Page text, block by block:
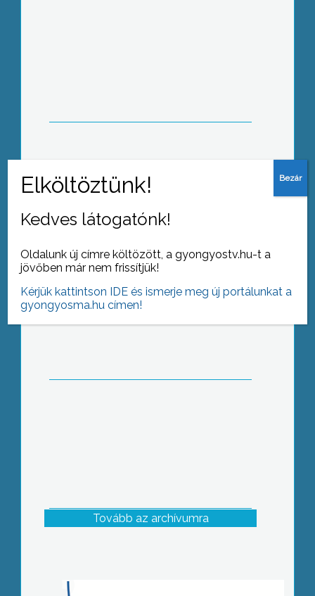
önkormányzati támogatások mellett
kell végeznie idősgondozási feladatait
a Máltai Szeretetszolgálat Mátravidéki
Csoportjának 2012-ben
Rákóczi unokáivá avatták a II. Rákóczi
Ferenc Katolikus Általános Iskola elsős
tanulóit
Tovább az archívumra
Kedves látogatónk!
Oldalunk új címre költözött, a gyongyostv.hu-t a
jövőben már nem frissítjük!
Kérjük kattintson IDE és ismerje meg új portálunkat a
gyongyosma.hu címen!